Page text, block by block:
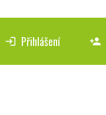
login Přihlášení person_add